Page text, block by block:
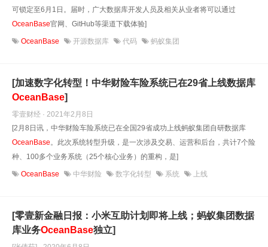
可锁定至6月1日。届时，广大数据库开发人员及相关从业者将可以通过
OceanBase官网、GitHub等渠道下载体验]
OceanBase 开源数据库 代码 蚂蚁集团
[加速数字化转型！中华财险车险系统已在29省上线数据库
OceanBase]
零壹财经 · 2021年2月8日
[2月8日讯，中华财险车险系统已在全国29省成功上线蚂蚁集团自研数据库
OceanBase。此次系统转型升级，是一次涉及交易、运营和后台，共计7个险
种、100多个业务系统（25个核心业务）的重构，是]
OceanBase 中华财险 数字化转型 系统 上线
[零壹新金融日报：小米互助计划即将上线；蚂蚁集团数据
库业务OceanBase独立]